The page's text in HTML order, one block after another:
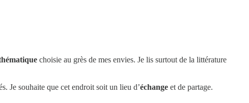
choisie au grès de mes envies. Je lis surtout de la littérature
Je souhaite que cet endroit soit un lieu d’échange et de partage.